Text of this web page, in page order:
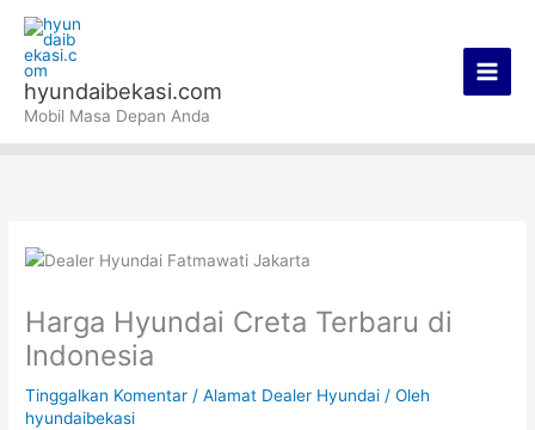
konten
hyundaibekasi.com
Mobil Masa Depan Anda
Harga Hyundai Creta Terbaru di
Indonesia
Tinggalkan Komentar /Alamat Dealer Hyundai / Oleh
hyundaibekasi